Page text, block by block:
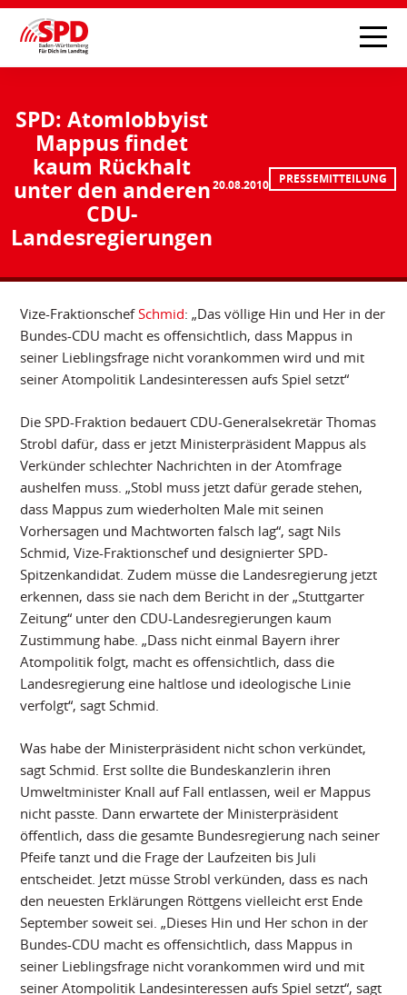
SPD: Atomlobbyist
Mappus findet
kaum Rückhalt
unter den anderen
CDU-
Landesregierungen
20.08.2010 PRESSEMITTEILUNG
Vize-FraktionschefSchmid: „Das völlige Hin und Her in der
Bundes-CDU macht es offensichtlich, dass Mappus in
seiner Lieblingsfrage nicht vorankommen wird und mit
seiner Atompolitik Landesinteressen aufs Spiel setzt“
Die SPD-Fraktion bedauert CDU-Generalsekretär Thomas
Strobl dafür, dass er jetzt Ministerpräsident Mappus als
Verkünder schlechter Nachrichten in der Atomfrage
aushelfen muss. „Stobl muss jetzt dafür gerade stehen,
dass Mappus zum wiederholten Male mit seinen
Vorhersagen und Machtworten falsch lag“, sagt Nils
Schmid, Vize-Fraktionschef und designierter SPD-
Spitzenkandidat. Zudem müsse die Landesregierung jetzt
erkennen, dass sie nach dem Bericht in der „Stuttgarter
Zeitung“ unter den CDU-Landesregierungen kaum
Zustimmung habe. „Dass nicht einmal Bayern ihrer
Atompolitik folgt, macht es offensichtlich, dass die
Landesregierung eine haltlose und ideologische Linie
verfolgt“, sagt Schmid.
Was habe der Ministerpräsident nicht schon verkündet,
sagt Schmid. Erst sollte die Bundeskanzlerin ihren
Umweltminister Knall auf Fall entlassen, weil er Mappus
nicht passte. Dann erwartete der Ministerpräsident
öffentlich, dass die gesamte Bundesregierung nach seiner
Pfeife tanzt und die Frage der Laufzeiten bis Juli
entscheidet. Jetzt müsse Strobl verkünden, dass es nach
den neuesten Erklärungen Röttgens vielleicht erst Ende
September soweit sei. „Dieses Hin und Her schon in der
Bundes-CDU macht es offensichtlich, dass Mappus in
seiner Lieblingsfrage nicht vorankommen wird und mit
seiner Atompolitik Landesinteressen aufs Spiel setzt“, sagt